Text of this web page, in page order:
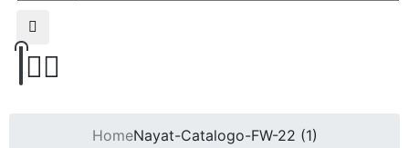
HomeNayat-Catalogo-FW-22 (1)